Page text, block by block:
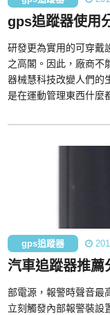
gps追蹤器使用
研發更為實用的可穿戴
之高閣。因此，廠商不
器械慧科技改變人們的
是在運動管理東西什麼
gps追蹤器
汽車追蹤器推薦
部電源，報警時聲音最
立刻觸發內部報警裝設